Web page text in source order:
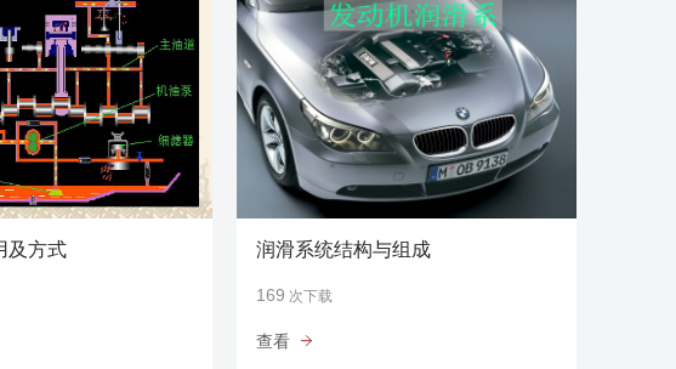
及方式 润滑系统结构与组成
169 次下载
查看